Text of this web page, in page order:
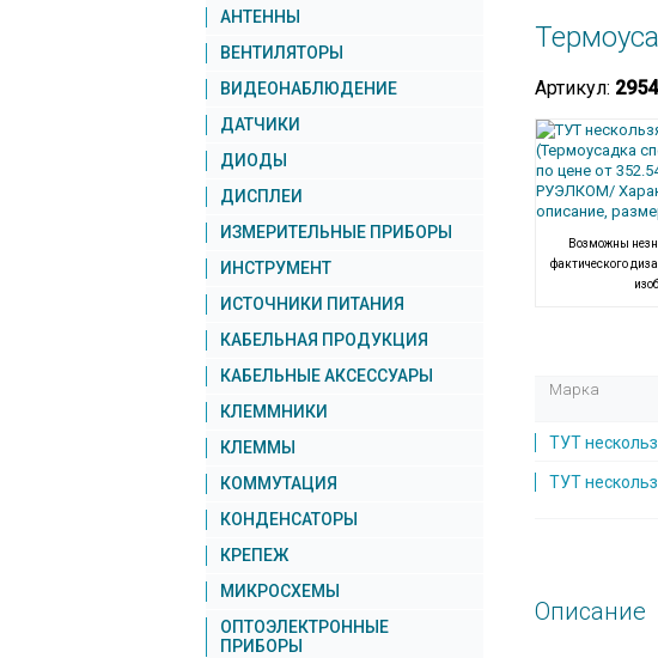
Артикул:
Возможны
фактического
Марка
ТУТ
ТУТ
Описание
АНТЕННЫ
ВЕНТИЛЯТОРЫ
ВИДЕОНАБЛЮДЕНИЕ
ДАТЧИКИ
ДИОДЫ
ДИСПЛЕИ
ИЗМЕРИТЕЛЬНЫЕ ПРИБОРЫ
ИНСТРУМЕНТ
ИСТОЧНИКИ ПИТАНИЯ
КАБЕЛЬНАЯ ПРОДУКЦИЯ
КАБЕЛЬНЫЕ АКСЕССУАРЫ
КЛЕММНИКИ
КЛЕММЫ
КОММУТАЦИЯ
КОНДЕНСАТОРЫ
КРЕПЕЖ
МИКРОСХЕМЫ
ОПТОЭЛЕКТРОННЫЕ
ПРИБОРЫ